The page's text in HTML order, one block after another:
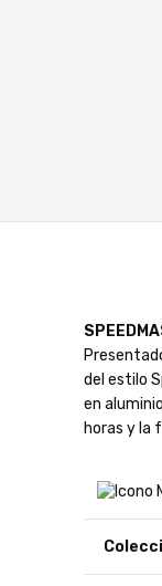
del estilo
en
horas y la